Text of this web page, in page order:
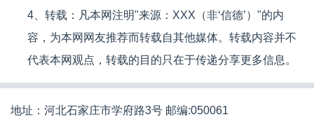
4、转载：凡本网注明"来源：XXX（非‘信德’）"的内
容，为本网网友推荐而转载自其他媒体。转载内容并不
代表本网观点，转载的目的只在于传递分享更多信息。
地址：河北石家庄市学府路3号 邮编:050061